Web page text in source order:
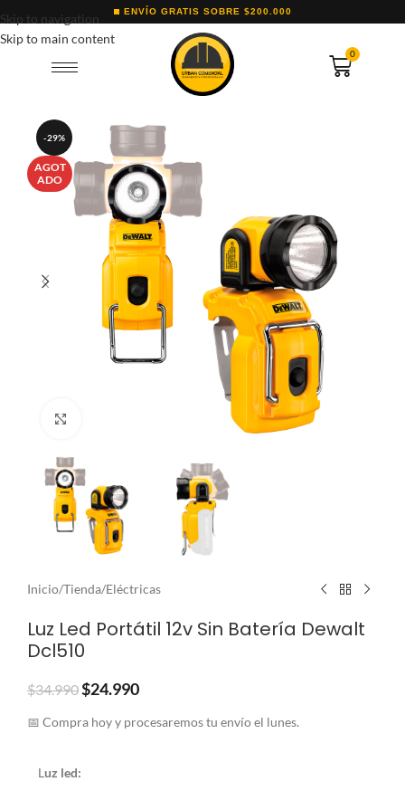
Skip to navigation
Skip to main content
ENVÍO GRATIS SOBRE $200.000
0
-29%
AGOT
ADO
Inicio/Tienda/Eléctricas
Luz Led Portátil 12v Sin Batería Dewalt
Dcl510
$34.990$24.990
📅 Compra hoy y procesaremos tu envío el lunes.
L uz led: